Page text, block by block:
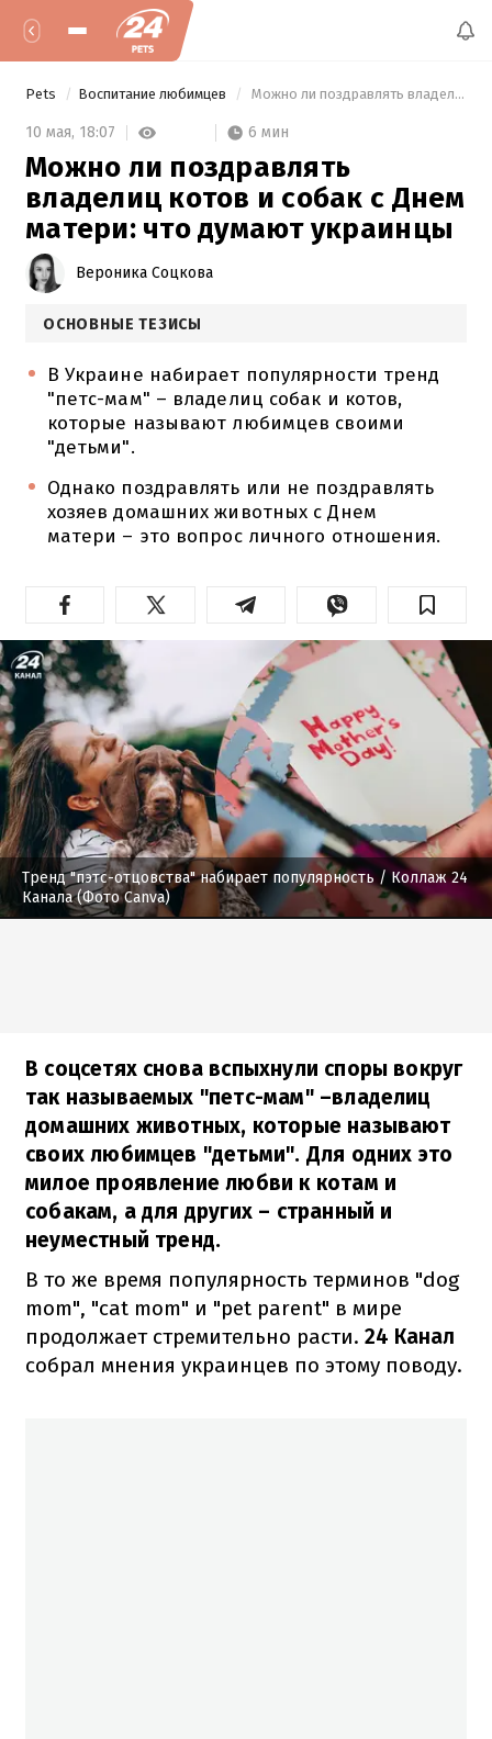
Pets Воспитание любимцев Можно ли поздравлять владелиц котов и собак с Днем матери: что думают украинцы
10 мая, 18:07 6 мин
Можно ли поздравлять
владелиц котов и собак с Днем
матери: что думают украинцы
Вероника Соцкова
ОСНОВНЫЕ ТЕЗИСЫ
В Украине набирает популярности тренд
"петс-мам" – владелиц собак и котов,
которые называют любимцев своими
"детьми".
Однако поздравлять или не поздравлять
хозяев домашних животных с Днем
матери – это вопрос личного отношения.
Тренд "пэтс-отцовства" набирает популярность/ Коллаж 24
Канала (Фото Canva)
В соцсетях снова вспыхнули споры вокруг
так называемых "петс-мам" –владелиц
домашних животных, которые называют
своих любимцев "детьми". Для одних это
милое проявление любви к котам и
собакам, а для других – странный и
неуместный тренд.
В то же время популярность терминов "dog
mom", "cat mom" и "pet parent" в мире
продолжает стремительно расти. 24 Канал
собрал мнения украинцев по этому поводу.